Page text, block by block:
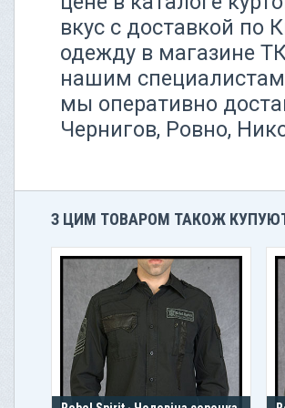
вкус с доставкой по
одежду в магазине
нашим
мы оперативно
Чернигов, Ровно,
З ЦИМ ТОВАРОМ ТАКОЖ